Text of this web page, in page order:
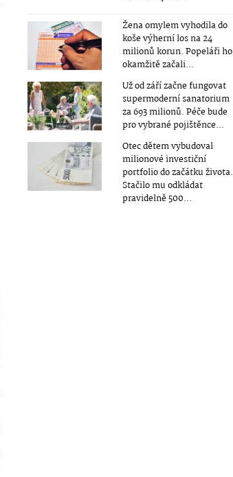
Žena omylem vyhodila do
koše výherní los na 24
milionů korun. Popeláři ho
okamžitě začali...
Už od září začne fungovat
supermoderní sanatorium
za 693 milionů. Péče bude
pro vybrané pojištěnce...
Otec dětem vybudoval
milionové investiční
portfolio do začátku života.
Stačilo mu odkládat
pravidelně 500...